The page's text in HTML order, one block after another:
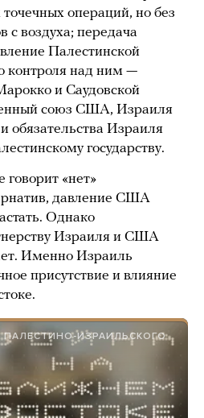
операций, но без
с воздуха; передача
Палестинской
контроля над ним —
и Саудовской
союз США, Израиля
обязательства Израиля
государству.
говорит «нет»
давление США
Однако
Израиля и США
Именно Израиль
присутствие и влияние
ИЗРАИЛЬСКОГО